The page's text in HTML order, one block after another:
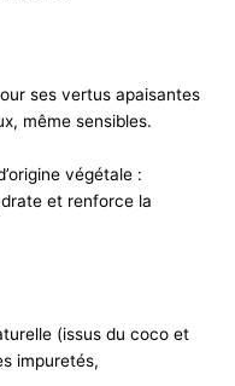
ses vertus apaisantes
même sensibles.
végétale :
et renforce la
(issus du coco et
impuretés,